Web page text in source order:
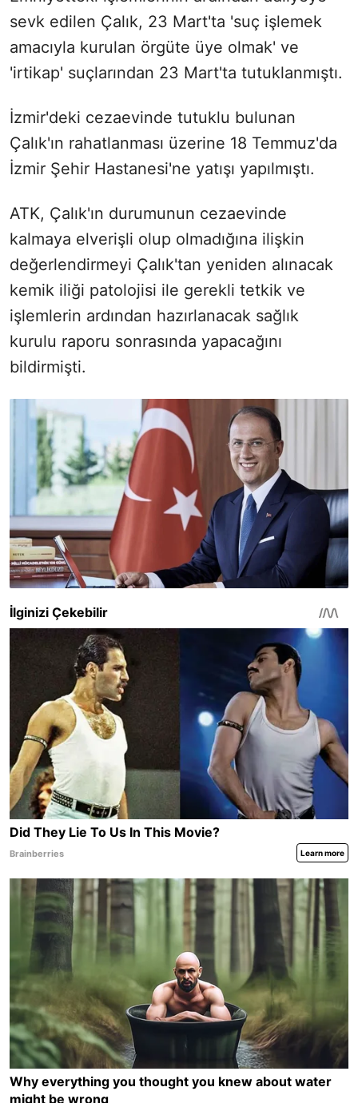
sevk edilen Çalık, 23 Mart'ta 'suç işlemek
amacıyla kurulan örgüte üye olmak' ve
'irtikap' suçlarından 23 Mart'ta tutuklanmıştı.
İzmir'deki cezaevinde tutuklu bulunan
Çalık'ın rahatlanması üzerine 18 Temmuz'da
İzmir Şehir Hastanesi'ne yatışı yapılmıştı.
ATK, Çalık'ın durumunun cezaevinde
kalmaya elverişli olup olmadığına ilişkin
değerlendirmeyi Çalık'tan yeniden alınacak
kemik iliği patolojisi ile gerekli tetkik ve
işlemlerin ardından hazırlanacak sağlık
kurulu raporu sonrasında yapacağını
bildirmişti.